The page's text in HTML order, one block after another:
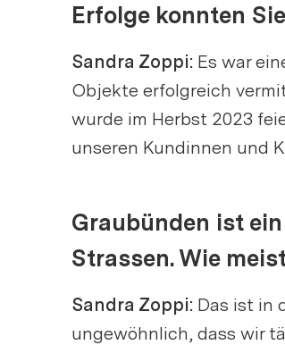
Erfolge konnten
Sandra Zoppi: Es war
Objekte erfolgreich
wurde im Herbst 2023
unseren Kundinnen und
Graubünden ist
Strassen. Wie
Sandra Zoppi: Das ist in
ungewöhnlich, dass wir